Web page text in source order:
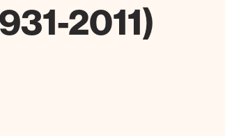
2011)